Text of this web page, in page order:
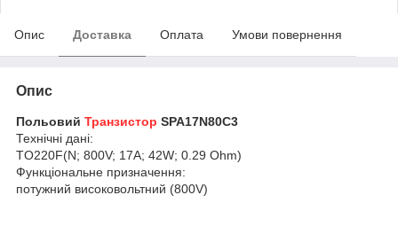
Опис Доставка Оплата Умови повернення
Опис
Польовий Транзистор SPA17N80C3
Технічні дані:
TO220F(N; 800V; 17A; 42W; 0.29 Ohm)
Функціональне призначення:
потужний високовольтний (800V)